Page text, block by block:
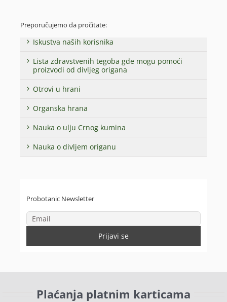
Preporučujemo da pročitate:
Iskustva naših korisnika
Lista zdravstvenih tegoba gde mogu pomoći
proizvodi od divljeg origana
Otrovi u hrani
Organska hrana
Nauka o ulju Crnog kumina
Nauka o divljem origanu
Probotanic Newsletter
Plaćanja platnim karticama